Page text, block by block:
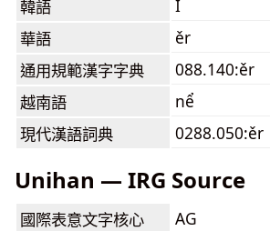
韓語
I
華語
ěr
通用規範漢字字典
088.140:ěr
越南語
nể
現代漢語詞典
0288.050:ěr
Unihan — IRG Source
國際表意文字核心
AG